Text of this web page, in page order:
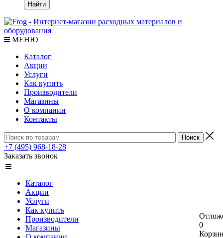
Найти
МЕНЮ
Каталог
Акции
Услуги
Как купить
Производители
Магазины
О компании
Контакты
+7 (495) 968-18-28
Заказать звонок
Каталог
Акции
Услуги
Как купить
Производители
Магазины
0